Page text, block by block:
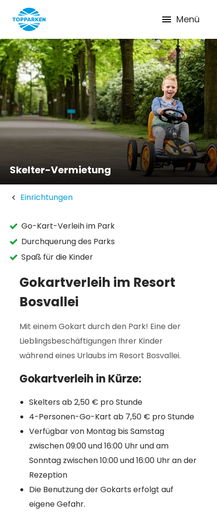
Menü
Skelter-Vermietung
Einrichtungen
Go-Kart-Verleih im Park
Durchquerung des Parks
Spaß für die Kinder
Gokartverleih im Resort
Bosvallei
Mit einem Gokart durch den Park! Eine der
Lieblingsbeschäftigungen Ihrer Kinder
während eines Urlaubs im Resort Bosvallei.
Gokartverleih in Kürze:
Skelters ab 2,50 € pro Stunde
4-Personen-Go-Kart ab 7,50 € pro Stunde
Verfügbar von Montag bis Samstag
zwischen 09:00 und 16:00 Uhr und am
Sonntag zwischen 10:00 und 16:00 Uhr an der
Rezeption
Die Benutzung der Gokarts erfolgt auf
eigene Gefahr.